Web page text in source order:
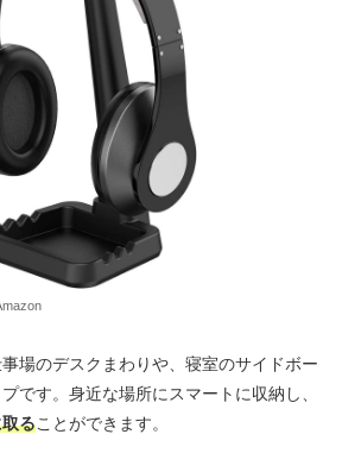
事場のデスクまわりや、寝室のサイドボー
です。身近な場所にスマートに収納し、
ることができます。